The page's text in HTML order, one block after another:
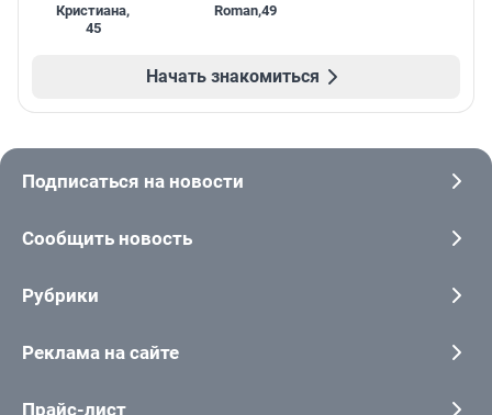
Кристиана,
45
Roman,49
Начать знакомиться
Подписаться на новости
Сообщить новость
Рубрики
Реклама на сайте
Прайс-лист